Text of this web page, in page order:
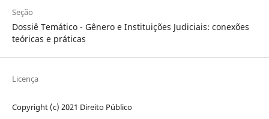
Seção
Dossiê Temático - Gênero e Instituições Judiciais: conexões
teóricas e práticas
Licença
Copyright (c) 2021 Direito Público